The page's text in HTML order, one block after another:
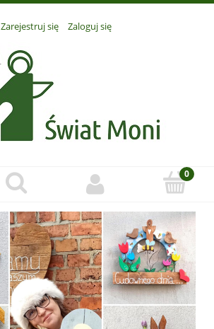
Zarejestruj się Zaloguj się